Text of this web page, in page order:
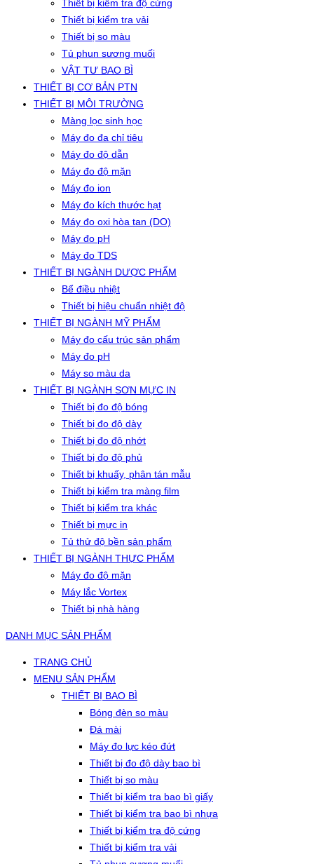
Thiết bị kiểm tra độ cứng
Thiết bị kiểm tra vải
Thiết bị so màu
Tủ phun sương muối
VẬT TƯ BAO BÌ
THIẾT BỊ CƠ BẢN PTN
THIẾT BỊ MÔI TRƯỜNG
Màng lọc sinh học
Máy đo đa chỉ tiêu
Máy đo độ dẫn
Máy đo độ mặn
Máy đo ion
Máy đo kích thước hạt
Máy đo oxi hòa tan (DO)
Máy đo pH
Máy đo TDS
THIẾT BỊ NGÀNH DƯỢC PHẨM
Bể điều nhiệt
Thiết bị hiệu chuẩn nhiệt độ
THIẾT BỊ NGÀNH MỸ PHẨM
Máy đo cấu trúc sản phẩm
Máy đo pH
Máy so màu da
THIẾT BỊ NGÀNH SƠN MỰC IN
Thiết bị đo độ bóng
Thiết bị đo độ dày
Thiết bị đo độ nhớt
Thiết bị đo độ phủ
Thiết bị khuấy, phân tán mẫu
Thiết bị kiểm tra màng film
Thiết bị kiểm tra khác
Thiết bị mực in
Tủ thử độ bền sản phẩm
THIẾT BỊ NGÀNH THỰC PHẨM
Máy đo độ mặn
Máy lắc Vortex
Thiết bị nhà hàng
DANH MỤC SẢN PHẨM
TRANG CHỦ
MENU SẢN PHẨM
THIẾT BỊ BAO BÌ
Bóng đèn so màu
Đá mài
Máy đo lực kéo đứt
Thiết bị đo độ dày bao bì
Thiết bị so màu
Thiết bị kiểm tra bao bì giấy
Thiết bị kiểm tra bao bì nhựa
Thiết bị kiểm tra độ cứng
Thiết bị kiểm tra vải